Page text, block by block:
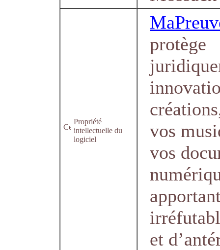
Propriété
intellectuelle du
logiciel
protège
vos
vos
et